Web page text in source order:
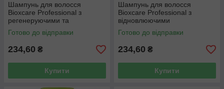
Шампунь для волосся
Bioxcare Professional з
регенеруючими та
освітлюючими властивостями
600 мл
Готово до відправки
234,60 ₴
Купити
Шампунь для волосся
Bioxcare Professional з
відновлюючими
властивостями 600 мл
Готово до відправки
234,60 ₴
Купити